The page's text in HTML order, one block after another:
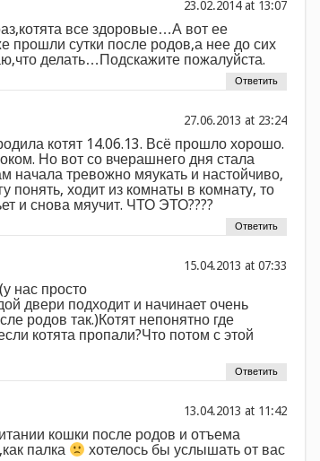
at
все здоровые…А вот ее
прошли сутки после родов,а нее до сих
делать…Подскажите пожалуйста.
Ответить
at
котят 14.06.13. Всё прошло хорошо.
Но вот со вчерашнего дня стала
начала тревожно мяукать и настойчиво,
понять, ходит из комнаты в комнату, то
и снова мяучит. ЧТО ЭТО????
Ответить
at
нас просто
двери подходит и начинает очень
родов так.)Котят непонятно где
котята пропали?Что потом с этой
Ответить
at
кошки после родов и отъема
палка
хотелось бы услышать от вас